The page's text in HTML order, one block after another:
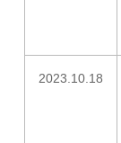
2023.10.18